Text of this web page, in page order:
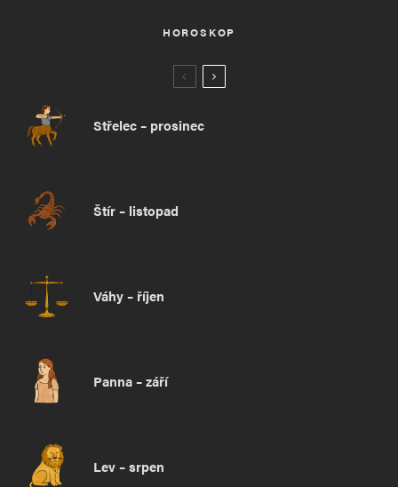
HOROSKOP
Střelec – prosinec
Štír – listopad
Váhy – říjen
Panna – září
Lev – srpen